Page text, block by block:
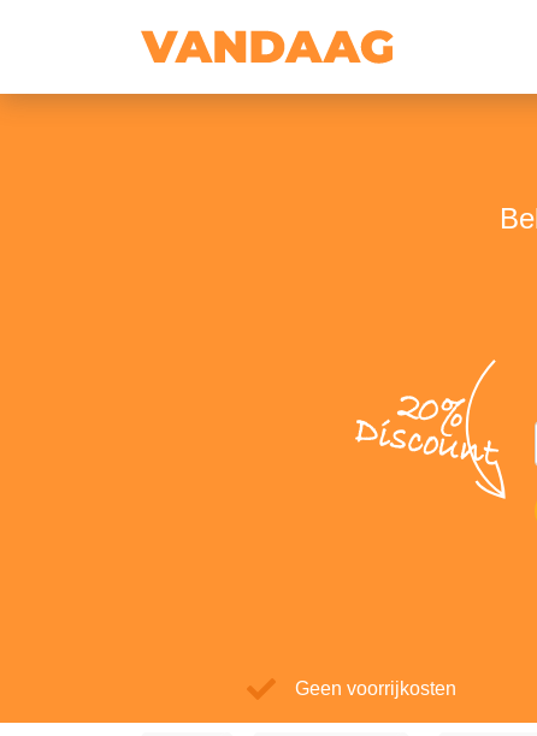
20%
Discount
Geen voorrijkosten